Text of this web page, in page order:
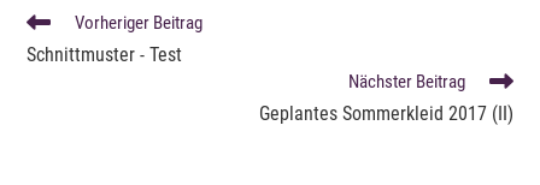
WEITERE
ARTIKEL
ANSEHEN
Vorheriger Beitrag
Schnittmuster - Test
Nächster Beitrag
Geplantes Sommerkleid 2017 (II)